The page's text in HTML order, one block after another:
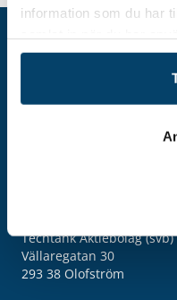
information som du har
Techtank Aktiebolag (svb)
Vällaregatan 30
293 38 Olofström